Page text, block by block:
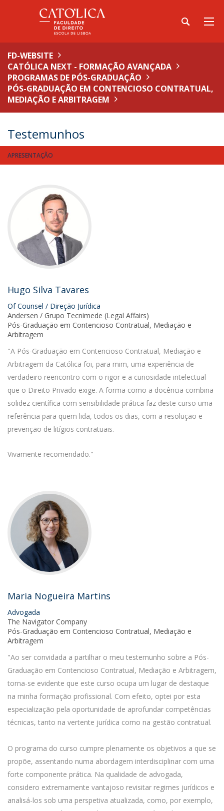
FD-WEBSITE
CATÓLICA NEXT - FORMAÇÃO AVANÇADA
PROGRAMAS DE PÓS-GRADUAÇÃO
PÓS-GRADUAÇÃO EM CONTENCIOSO CONTRATUAL,
MEDIAÇÃO E ARBITRAGEM
Testemunhos
APRESENTAÇÃO
Hugo Silva Tavares
Of Counsel / Direção Jurídica
Andersen / Grupo Tecnimede (Legal Affairs)
Pós-Graduação em Contencioso Contratual, Mediação e
Arbitragem
"A Pós-Graduação em Contencioso Contratual, Mediação e
Arbitragem da Católica foi, para mim, uma experiência de
verdadeiro reencontro com o rigor e a curiosidade intelectual
que o Direito Privado exige. A forma como a docência combina
solidez científica com sensibilidade prática faz deste curso uma
referência para quem lida, todos os dias, com a resolução e
prevenção de litígios contratuais.
Vivamente recomendado."
Maria Nogueira Martins
Advogada
The Navigator Company
Pós-Graduação em Contencioso Contratual, Mediação e
Arbitragem
"Ao ser convidada a partilhar o meu testemunho sobre a Pós-
Graduação em Contencioso Contratual, Mediação e Arbitragem,
torna-se evidente que este curso ocupa um lugar de destaque
na minha formação profissional. Com efeito, optei por esta
especialização pela oportunidade de aprofundar competências
técnicas, tanto na vertente jurídica como na gestão contratual.
O programa do curso cumpre plenamente os objetivos a que se
propõe, assentando numa abordagem interdisciplinar com uma
forte componente prática. Na qualidade de advogada,
considero extremamente vantajoso revisitar regimes jurídicos e
analisá-los sob uma perspetiva atualizada, como, por exemplo,